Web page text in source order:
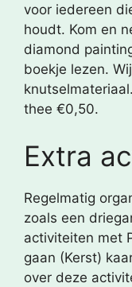
voor iedereen
houdt. Kom en
diamond
boekje lezen.
thee €0,50.
Extra
Regelmatig
zoals een
activiteiten met
gaan (Kerst)
over deze